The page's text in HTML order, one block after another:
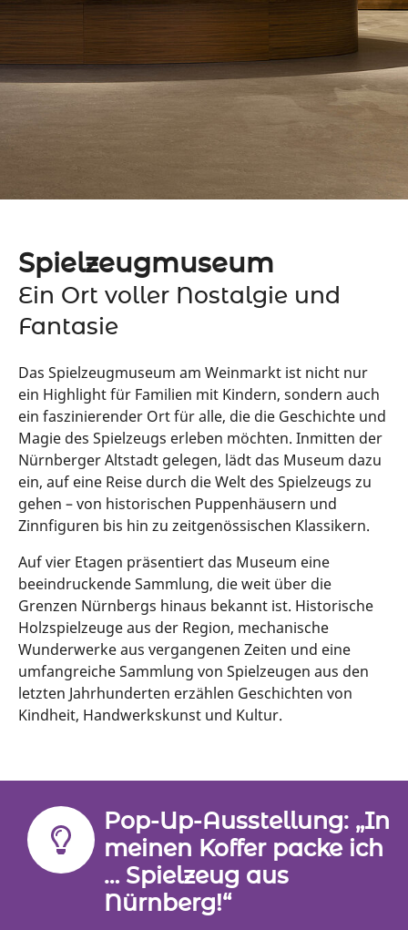
Spielzeugmuseum
Ein Ort voller Nostalgie und
Fantasie
Das Spielzeugmuseum am Weinmarkt ist nicht nur
ein Highlight für Familien mit Kindern, sondern auch
ein faszinierender Ort für alle, die die Geschichte und
Magie des Spielzeugs erleben möchten. Inmitten der
Nürnberger Altstadt gelegen, lädt das Museum dazu
ein, auf eine Reise durch die Welt des Spielzeugs zu
gehen – von historischen Puppenhäusern und
Zinnfiguren bis hin zu zeitgenössischen Klassikern.
Auf vier Etagen präsentiert das Museum eine
beeindruckende Sammlung, die weit über die
Grenzen Nürnbergs hinaus bekannt ist. Historische
Holzspielzeuge aus der Region, mechanische
Wunderwerke aus vergangenen Zeiten und eine
umfangreiche Sammlung von Spielzeugen aus den
letzten Jahrhunderten erzählen Geschichten von
Kindheit, Handwerkskunst und Kultur.
Pop-Up-Ausstellung: „In
meinen Koffer packe ich
… Spielzeug aus
Nürnberg!“